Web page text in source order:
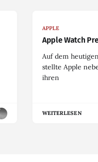
APPLE
Apple Watch
Auf dem
stellte Apple
ihren
WEITERLESEN